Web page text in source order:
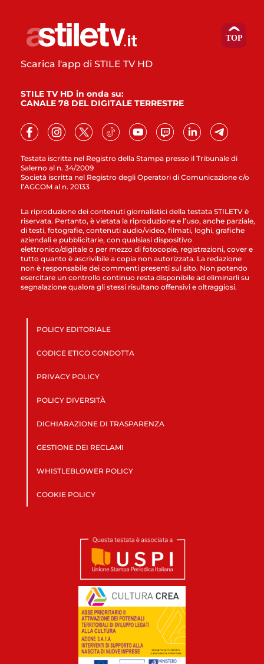
Testata iscritta nel Registro della Stampa presso il Tribunale di
Salerno al n. 34/2009
Società iscritta nel Registro degli Operatori di Comunicazione c/o
l’AGCOM al n. 20133
Scarica l'app di STILE TV HD
STILE TV HD in onda su:
CANALE 78 DEL DIGITALE TERRESTRE
La riproduzione dei contenuti giornalistici della testata STILETV è
riservata. Pertanto, è vietata la riproduzione e l’uso, anche parziale,
di testi, fotografie, contenuti audio/video, filmati, loghi, grafiche
aziendali e pubblicitarie, con qualsiasi dispositivo
elettronico/digitale o per mezzo di fotocopie, registrazioni, cover e
tutto quanto è ascrivibile a copia non autorizzata. La redazione
non è responsabile dei commenti presenti sul sito. Non potendo
esercitare un controllo continuo resta disponibile ad eliminarli su
segnalazione qualora gli stessi risultano offensivi e oltraggiosi.
POLICY EDITORIALE
CODICE ETICO CONDOTTA
PRIVACY POLICY
POLICY DIVERSITÀ
DICHIARAZIONE DI TRASPARENZA
GESTIONE DEI RECLAMI
WHISTLEBLOWER POLICY
COOKIE POLICY